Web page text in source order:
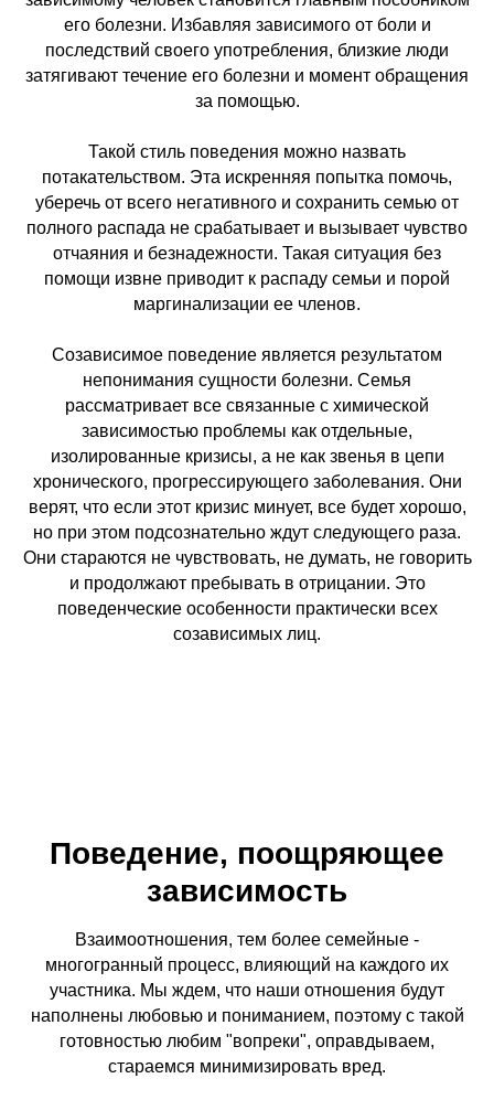
его болезни. Избавляя зависимого от боли и
последствий своего употребления, близкие люди
затягивают течение его болезни и момент обращения
за помощью.
Такой стиль поведения можно назвать
потакательством. Эта искренняя попытка помочь,
уберечь от всего негативного и сохранить семью от
полного распада не срабатывает и вызывает чувство
отчаяния и безнадежности. Такая ситуация без
помощи извне приводит к распаду семьи и порой
маргинализации ее членов.
Созависимое поведение является результатом
непонимания сущности болезни. Семья
рассматривает все связанные с химической
зависимостью проблемы как отдельные,
изолированные кризисы, а не как звенья в цепи
хронического, прогрессирующего заболевания. Они
верят, что если этот кризис минует, все будет хорошо,
но при этом подсознательно ждут следующего раза.
Они стараются не чувствовать, не думать, не говорить
и продолжают пребывать в отрицании. Это
поведенческие особенности практически всех
созависимых лиц.
Поведение, поощряющее
зависимость
Взаимоотношения, тем более семейные -
многогранный процесс, влияющий на каждого их
участника. Мы ждем, что наши отношения будут
наполнены любовью и пониманием, поэтому с такой
готовностью любим "вопреки", оправдываем,
стараемся минимизировать вред.